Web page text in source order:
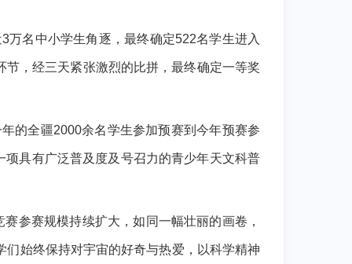
名中小学生角逐，最终确定522名学生进入
节，经三天紧张激烈的比拼，最终确定一等奖
的全疆2000余名学生参加预赛到今年预赛参
具有广泛普及度及号召力的青少年天文科普
参赛规模持续扩大，如同一幅壮丽的画卷，
始终保持对宇宙的好奇与热爱，以科学精神